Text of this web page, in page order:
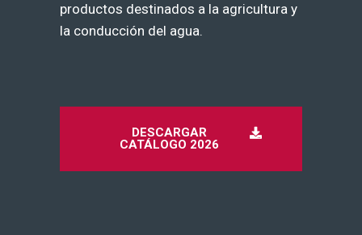
productos destinados a la agricultura y
la conducción del agua.
DESCARGAR
CATÁLOGO 2026